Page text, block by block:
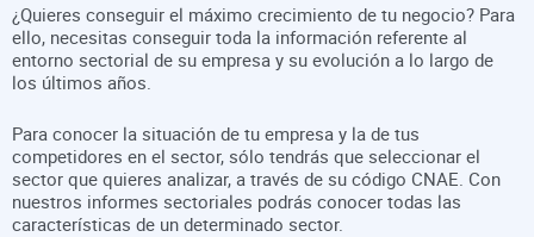
¿Quieres conseguir el máximo crecimiento de tu negocio? Para
ello, necesitas conseguir toda la información referente al
entorno sectorial de su empresa y su evolución a lo largo de
los últimos años.
Para conocer la situación de tu empresa y la de tus
competidores en el sector, sólo tendrás que seleccionar el
sector que quieres analizar, a través de su código CNAE. Con
nuestros informes sectoriales podrás conocer todas las
características de un determinado sector.